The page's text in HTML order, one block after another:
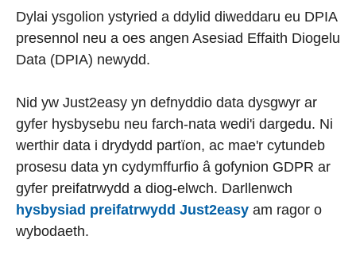
Dylai ysgolion ystyried a ddylid diweddaru eu DPIA
presennol neu a oes angen Asesiad Effaith Diogelu
Data (DPIA) newydd.
Nid yw Just2easy yn defnyddio data dysgwyr ar
gyfer hysbysebu neu farch-nata wedi'i dargedu. Ni
werthir data i drydydd partïon, ac mae'r cytundeb
prosesu data yn cydymffurfio â gofynion GDPR ar
gyfer preifatrwydd a diog-elwch. Darllenwch
hysbysiad preifatrwydd Just2easy am ragor o
wybodaeth.